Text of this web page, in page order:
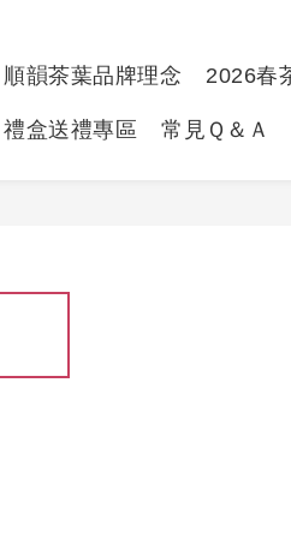
順韻茶葉品牌理念 2026春
禮盒送禮專區 常見Ｑ＆Ａ